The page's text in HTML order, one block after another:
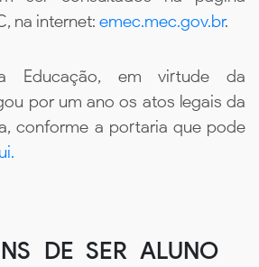
na internet: emec.mec.gov.br.
Educação, em virtude da
por um ano os atos legais da
conforme a portaria que pode
DE SER ALUNO